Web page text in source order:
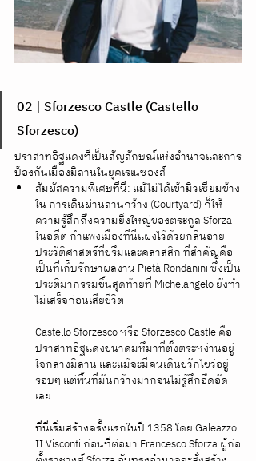
02 | Sforzesco Castle (Castello
Sforzesco)
ปราสาทอิฐแดงที่เป็นสัญลักษณ์แห่งอำนาจและการ
ป้องกันเมืองมิลานในยุคเรเนซองส์
สัมผัสความพิเศษที่นี่: แม้ไม่ได้เข้ามิวเซียมข้าง
ใน การเดินผ่านลานกว้าง (Courtyard) ก็ให้
ความรู้สึกถึงความยิ่งใหญ่ของตระกูล Sforza
ในอดีต กำแพงเมืองที่นี่แฝงไว้ด้วยกลิ่นอาย
ประวัติศาสตร์ที่ขรึมและคลาสสิก ที่สำคัญคือ
เป็นที่เก็บรักษาผลงาน Pietà Rondanini ซึ่งเป็น
ประติมากรรมชิ้นสุดท้ายที่ Michelangelo ยังทำ
ไม่เสร็จก่อนเสียชีวิต
Castello Sforzesco หรือ Sforzesco Castle คือ
ปราสาทอิฐแดงขนาดมหึมาที่ตั้งตระหง่านอยู่
ใจกลางมิลาน และแม้จะมีคนเดินขวักไขว่อยู่
รอบๆ แต่พื้นที่มันกว้างมากจนไม่รู้สึกอึดอัด
เลย
ที่นี่เริ่มสร้างครั้งแรกในปี 1358 โดย Galeazzo
II Visconti ก่อนที่ต่อมา Francesco Sforza ผู้ก่อ